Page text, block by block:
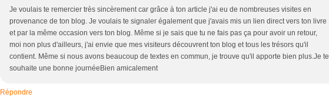
Je voulais te remercier très sincèrement car grâce à ton article j'ai eu de nombreuses visites en
provenance de ton blog. Je voulais te signaler également que j'avais mis un lien direct vers ton livre
et par la même occasion vers ton blog. Même si je sais que tu ne fais pas ça pour avoir un retour,
moi non plus d'ailleurs, j'ai envie que mes visiteurs découvrent ton blog et tous les trésors qu'il
contient. Même si nous avons beaucoup de textes en commun, je trouve qu'il apporte bien plus.Je te
souhaite une bonne journéeBien amicalement
Répondre